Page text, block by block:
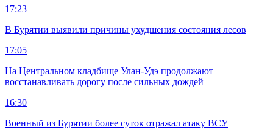
17:23
В Бурятии выявили причины ухудшения состояния лесов
17:05
На Центральном кладбище Улан-Удэ продолжают
восстанавливать дорогу после сильных дождей
16:30
Военный из Бурятии более суток отражал атаку ВСУ